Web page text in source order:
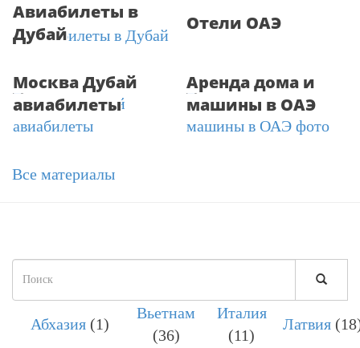
Авиабилеты в
Дубай
Отели ОАЭ
Москва Дубай
авиабилеты
Аренда дома и
машины в ОАЭ
Все материалы
Форма
поиска
ПОИСК
Абхазия (1)
Вьетнам
(36)
Италия
(11)
Латвия